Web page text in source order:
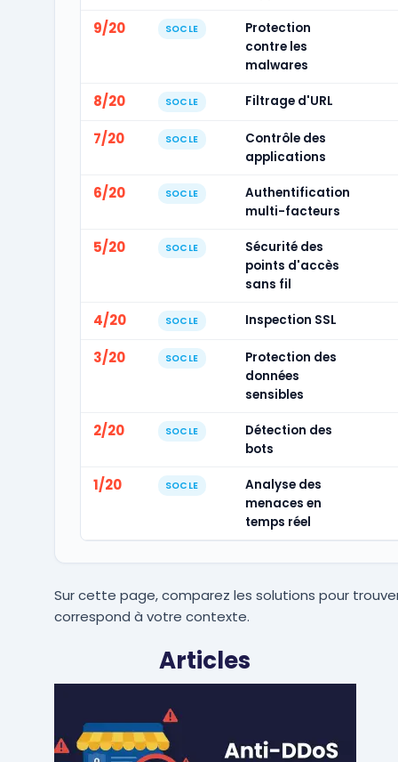
9/20 SOCLE
Protection
contre les
malwares
8/20 SOCLE Filtrage d'URL
7/20 SOCLE
Contrôle des
applications
6/20 SOCLE
Authentification
multi-facteurs
5/20 SOCLE
Sécurité des
points d'accès
sans fil
4/20 SOCLE Inspection SSL
3/20 SOCLE
Protection des
données
sensibles
2/20 SOCLE
Détection des
bots
1/20 SOCLE
Analyse des
menaces en
temps réel
Sur cette page, comparez les solutions pour
correspond à votre contexte.
Articles